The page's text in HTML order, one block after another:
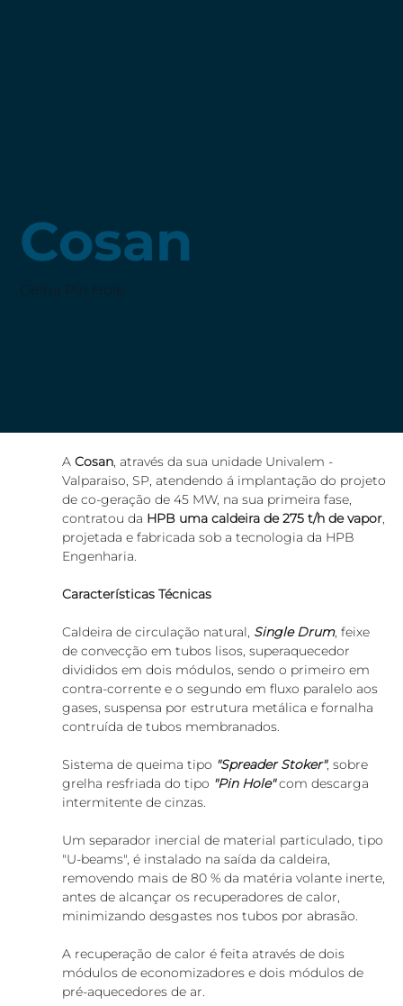
Cosan
Gelha Pin Hole
A Cosan, através da sua unidade Univalem -
Valparaiso, SP, atendendo á implantação do projeto
de co-geração de 45 MW, na sua primeira fase,
contratou da HPB uma caldeira de 275 t/h de vapor,
projetada e fabricada sob a tecnologia da HPB
Engenharia.
Características Técnicas
Caldeira de circulação natural, Single Drum, feixe
de convecção em tubos lisos, superaquecedor
divididos em dois módulos, sendo o primeiro em
contra-corrente e o segundo em fluxo paralelo aos
gases, suspensa por estrutura metálica e fornalha
contruída de tubos membranados.
Sistema de queima tipo "Spreader Stoker", sobre
grelha resfriada do tipo "Pin Hole" com descarga
intermitente de cinzas.
Um separador inercial de material particulado, tipo
"U-beams", é instalado na saída da caldeira,
removendo mais de 80 % da matéria volante inerte,
antes de alcançar os recuperadores de calor,
minimizando desgastes nos tubos por abrasão.
A recuperação de calor é feita através de dois
módulos de economizadores e dois módulos de
pré-aquecedores de ar.